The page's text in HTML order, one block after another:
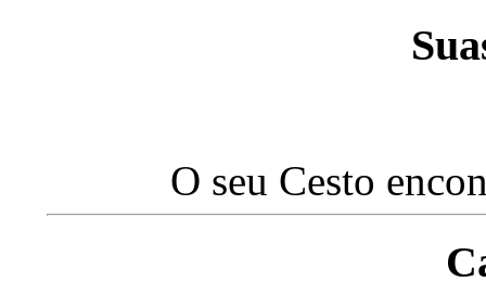
O seu Cesto